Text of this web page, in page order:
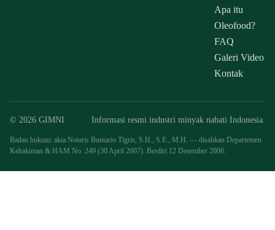
Apa itu
Oleofood?
FAQ
Galeri Video
Kontak
© 2026 GIMNI Informasi resmi industri minyak nabati Indonesia.
Badan hukum: akta Notaris Buntario Tigris, S.H., S.E., M.H. — disahkan Departemen
Kehakiman & HAM No. 249 (30 April 2007). Berdiri 12 Desember 2006.